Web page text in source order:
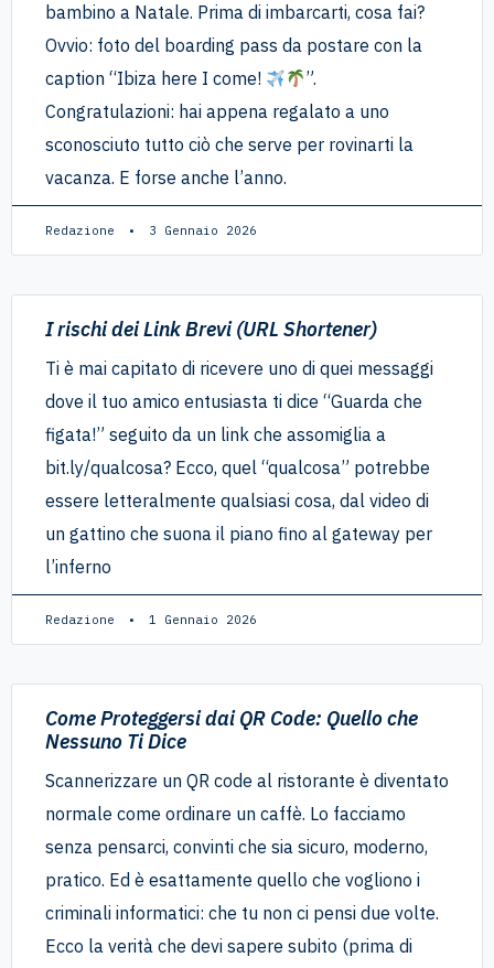
bambino a Natale. Prima di imbarcarti, cosa fai?
Ovvio: foto del boarding pass da postare con la
caption “Ibiza here I come!
”.
Congratulazioni: hai appena regalato a uno
sconosciuto tutto ciò che serve per rovinarti la
vacanza. E forse anche l’anno.
Redazione 3 Gennaio 2026
I rischi dei Link Brevi (URL Shortener)
Ti è mai capitato di ricevere uno di quei messaggi
dove il tuo amico entusiasta ti dice “Guarda che
figata!” seguito da un link che assomiglia a
bit.ly/qualcosa? Ecco, quel “qualcosa” potrebbe
essere letteralmente qualsiasi cosa, dal video di
un gattino che suona il piano fino al gateway per
l’inferno
Redazione 1 Gennaio 2026
Come Proteggersi dai QR Code: Quello che
Nessuno Ti Dice
Scannerizzare un QR code al ristorante è diventato
normale come ordinare un caffè. Lo facciamo
senza pensarci, convinti che sia sicuro, moderno,
pratico. Ed è esattamente quello che vogliono i
criminali informatici: che tu non ci pensi due volte.
Ecco la verità che devi sapere subito (prima di